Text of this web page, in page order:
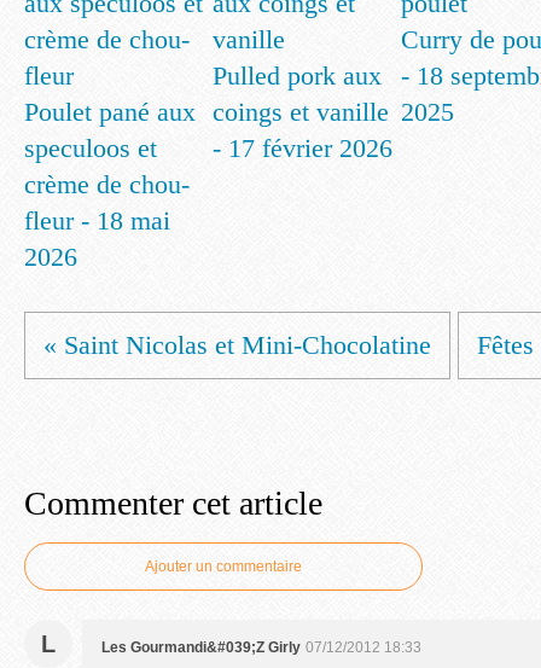
Poulet pané aux
speculoos et
crème de chou-
fleur - 18 mai
2026
Pulled pork aux
coings et vanille
- 17 février 2026
Curry de
- 18
2025
« Saint Nicolas et Mini-Chocolatine
Commenter cet article
Ajouter un commentaire
L Les Gourmandi&#039;Z Girly 07/12/2012 18:33